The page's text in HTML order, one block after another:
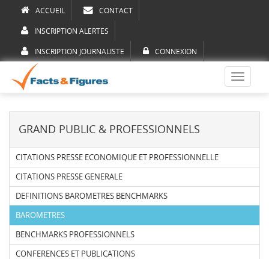
ACCUEIL CONTACT
INSCRIPTION ALERTES
INSCRIPTION JOURNALISTE CONNEXION
Toggle
GRAND PUBLIC & PROFESSIONNELS
CITATIONS PRESSE ECONOMIQUE ET PROFESSIONNELLE
CITATIONS PRESSE GENERALE
DEFINITIONS BAROMETRES BENCHMARKS
BAROMETRES
BENCHMARKS PROFESSIONNELS
CONFERENCES ET PUBLICATIONS